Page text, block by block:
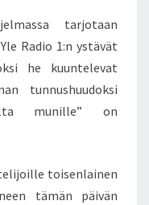
tarjotaan
Radio 1:n ystävät
he kuuntelevat
tunnushuudoksi
munille” on
toisenlainen
tämän päivän